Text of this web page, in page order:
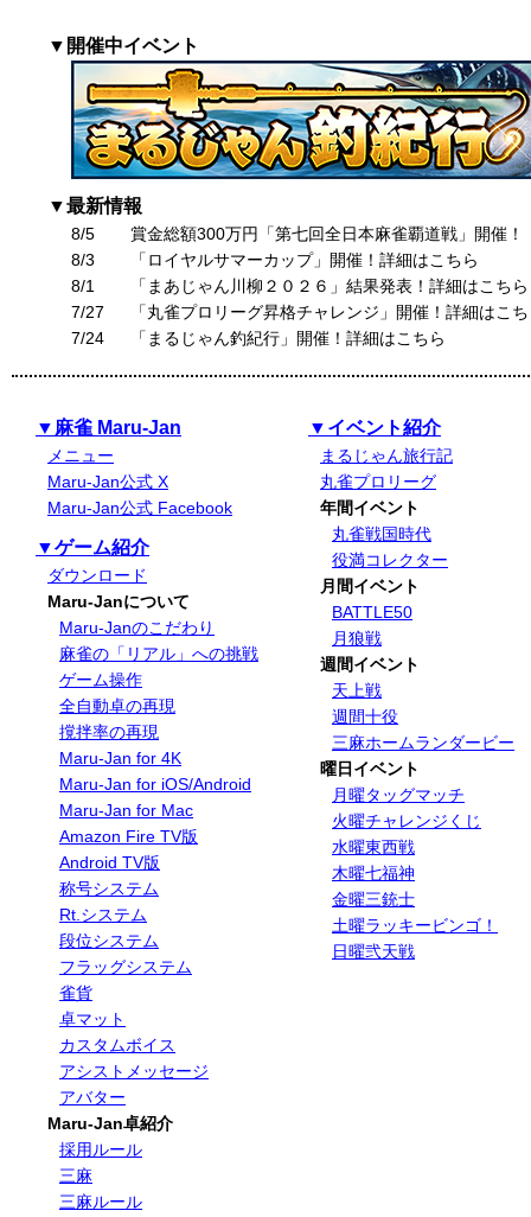
▼開催中イベント
▼最新情報
8/5
賞金総額300万円「第七回全日本麻雀覇道戦」開催！
8/3
「ロイヤルサマーカップ」開催！詳細はこちら
8/1
「まあじゃん川柳２０２６」結果発表！詳細はこちら
7/27
「丸雀プロリーグ昇格チャレンジ」開催！詳細はこ
7/24
「まるじゃん釣紀行」開催！詳細はこちら
▼麻雀 Maru-Jan
メニュー
Maru-Jan公式 X
Maru-Jan公式 Facebook
▼ゲーム紹介
ダウンロード
Maru-Janについて
Maru-Janのこだわり
麻雀の「リアル」への挑戦
ゲーム操作
全自動卓の再現
撹拌率の再現
Maru-Jan for 4K
Maru-Jan for iOS/Android
Maru-Jan for Mac
Amazon Fire TV版
Android TV版
称号システム
Rt.システム
段位システム
フラッグシステム
雀貨
卓マット
カスタムボイス
アシストメッセージ
アバター
Maru-Jan卓紹介
採用ルール
三麻
三麻ルール
▼イベント紹介
まるじゃん旅行記
丸雀プロリーグ
年間イベント
丸雀戦国時代
役満コレクター
月間イベント
BATTLE50
月狼戦
週間イベント
天上戦
週間十役
三麻ホームランダービー
曜日イベント
月曜タッグマッチ
火曜チャレンジくじ
水曜東西戦
木曜七福神
金曜三銃士
土曜ラッキービンゴ！
日曜弐天戦